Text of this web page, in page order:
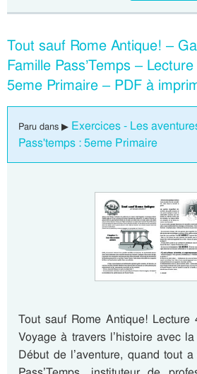
Tout sauf Rome Antique! –
Famille Pass’Temps –
5eme Primaire – PDF à
Paru dans ▶ Exercices - Les
Pass'temps : 5eme Primaire
Tout sauf Rome Antique!
Voyage à travers l’histoire avec
Début de l’aventure, quand tout